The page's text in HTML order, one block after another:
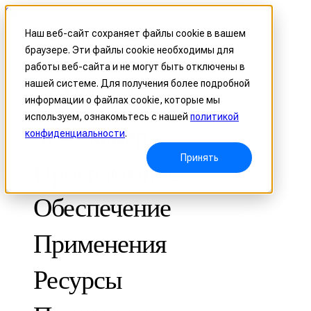
Наш веб-сайт сохраняет файлы cookie в вашем
браузере. Эти файлы cookie необходимы для
работы веб-сайта и не могут быть отключены в
нашей системе. Для получения более подробной
информации о файлах cookie, которые мы
используем, ознакомьтесь с нашей политикой
конфиденциальности.
Принять
Skip to content
Header Menu - Text
3D-Сканер
МЕТРОЛОГИЧЕСКИЕ ДЛЯ КОНТРОЛЯ КАЧЕСТВА
Оптическая координатно-измерительная система
Программное
Обеспечение
Применения
Ресурсы